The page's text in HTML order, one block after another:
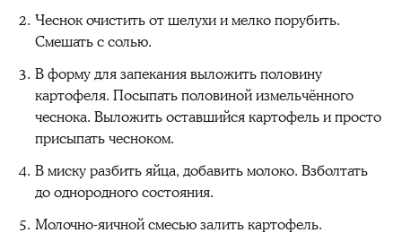
Чеснок очистить от шелухи и мелко порубить.
Смешать с солью.
В форму для запекания выложить половину
картофеля. Посыпать половиной измельчённого
чеснока. Выложить оставшийся картофель и просто
присыпать чесноком.
В миску разбить яйца, добавить молоко. Взболтать
до однородного состояния.
Молочно-яичной смесью залить картофель.